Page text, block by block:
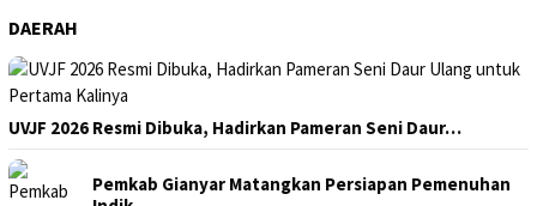
DAERAH
UVJF 2026 Resmi Dibuka, Hadirkan Pameran Seni Daur…
Pemkab Gianyar Matangkan Persiapan Pemenuhan